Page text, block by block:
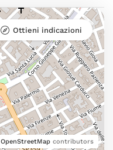
OpenStreetMap contributors
Ottieni indicazioni